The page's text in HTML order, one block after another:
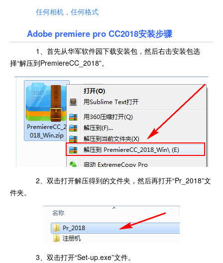
任何相机，任何格式
Adobe premiere pro CC2018安装步骤
1、首先从华军软件园下载安装包，然后右击安装包选
择“解压到PremiereCC_2018”。
2、双击打开解压得到的文件夹，然后再打开“Pr_2018”文
件夹。
3、双击打开“Set-up.exe”文件。